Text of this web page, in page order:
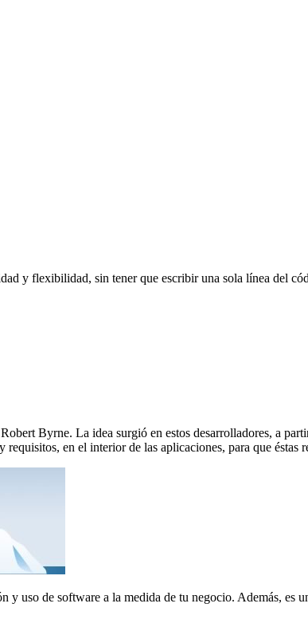
y flexibilidad, sin tener que escribir una sola línea del
Byrne. La idea surgió en estos desarrolladores, a
en el interior de las aplicaciones, para que éstas
y uso de software a la medida de tu negocio. Además,